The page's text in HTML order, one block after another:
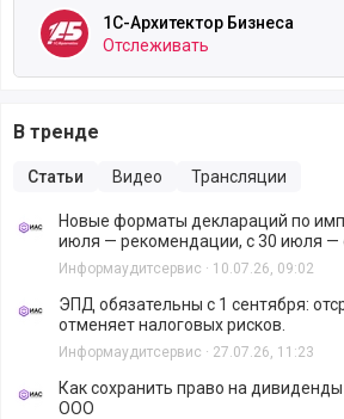
управленческого учёта;
получить информацию о новых
Чтобы начать пользоваться
достаточно зарегистрироваться и
пользователь хочет быть
1С-Архитектор Бизнеса
Отслеживать
В тренде
Статьи Видео Трансляции
Новые форматы деклараций по
июля — рекомендации, с 30 июля —
исполнение.
Информаудитсервис · 10.07.26, 09:02
ЭПД обязательны с 1 сентября:
отменяет налоговых рисков.
Информаудитсервис · 27.07.26, 11:23
Как сохранить право на
ООО